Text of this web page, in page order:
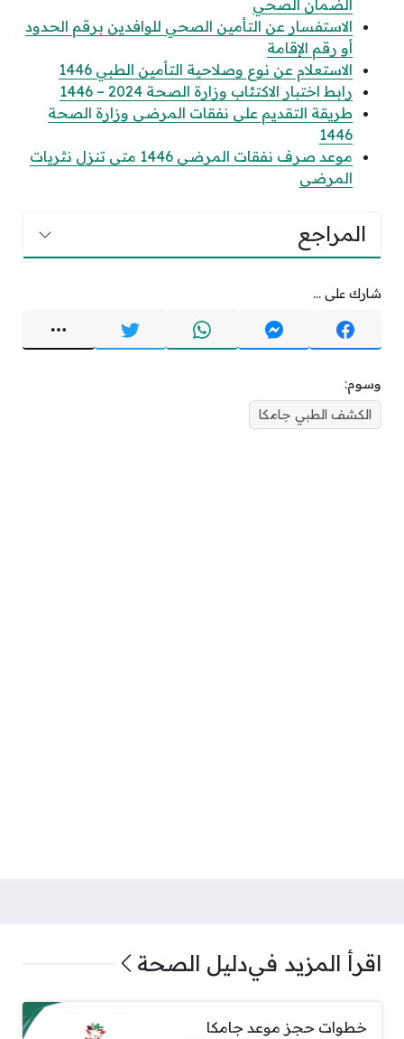
الضمان الصحي
الاستفسار عن التأمين الصحي للوافدين برقم الحدود
أو رقم الإقامة
الاستعلام عن نوع وصلاحية التأمين الطبي 1446
رابط اختبار الاكتئاب وزارة الصحة 2024 – 1446
طريقة التقديم على نفقات المرضى وزارة الصحة
1446
موعد صرف نفقات المرضى 1446 متى تنزل نثريات
المرضى
المراجع
شارك على ...
وسوم:
الكشف الطبي جامكا
اقرأ المزيد فيدليل الصحة
خطوات حجز موعد جامكا